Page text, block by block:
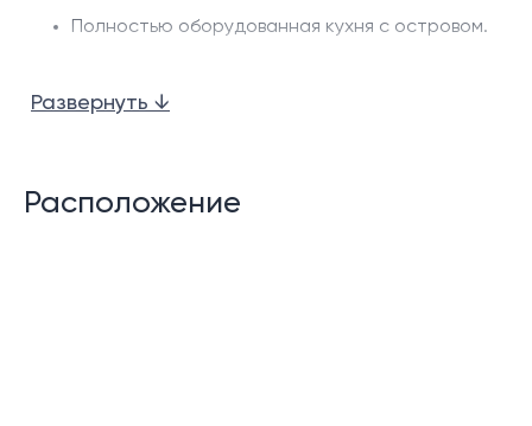
Полностью оборудованная кухня с островом.
Развернуть ↓
Расположение